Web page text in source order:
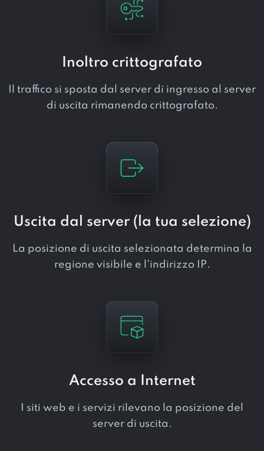
Inoltro crittografato
Il traffico si sposta dal server di ingresso al server
di uscita rimanendo crittografato.
Uscita dal server (la tua selezione)
La posizione di uscita selezionata determina la
regione visibile e l'indirizzo IP.
Accesso a Internet
I siti web e i servizi rilevano la posizione del
server di uscita.